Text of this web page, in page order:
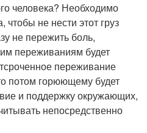
человека? Необходимо
не нести этот груз
не пережить боль,
переживаниям будет
переживание
потом горюющему будет
и поддержку окружающих,
непосредственно